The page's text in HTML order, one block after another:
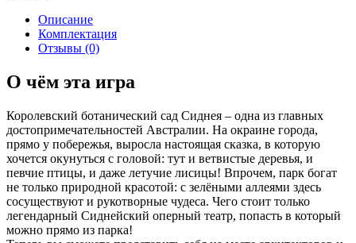
Описание
Комплектация
Отзывы (0)
О чём эта игра
Королевский ботанический сад Сиднея – одна из главных
достопримечательностей Австралии. На окраине города,
прямо у побережья, выросла настоящая сказка, в которую
хочется окунуться с головой: тут и ветвистые деревья, и
певчие птицы, и даже летучие лисицы! Впрочем, парк богат
не только природной красотой: с зелёными аллеями здесь
сосуществуют и рукотворные чудеса. Чего стоит только
легендарный Сиднейский оперный театр, попасть в который
можно прямо из парка!